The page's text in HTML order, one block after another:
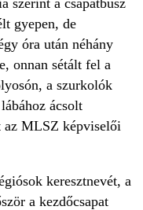
gyepen, de
óra után néhány
onnan sétált fel a
a szurkolók
ácsolt
az MLSZ képviselői
keresztnevét, a
a kezdőcsapat